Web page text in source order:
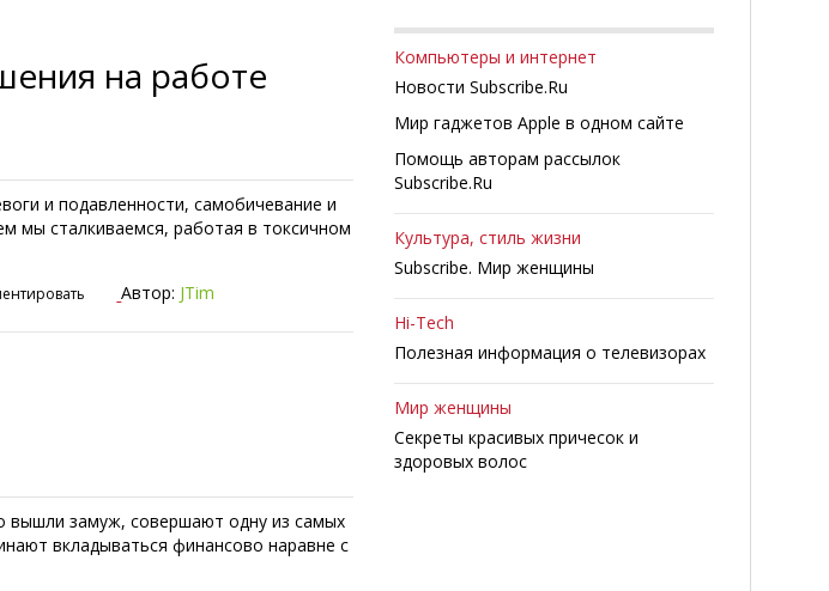
на работе
и подавленности, самобичевание и
мы сталкиваемся, работая в токсичном
Автор: JTim
вышли замуж, совершают одну из самых
вкладываться финансово наравне с
Компьютеры и интернет
Новости Subscribe.Ru
Мир гаджетов Apple в одном сайте
Помощь авторам рассылок
Subscribe.Ru
Культура, стиль жизни
Subscribe. Мир женщины
Hi-Tech
Полезная информация о телевизорах
Мир женщины
Секреты красивых причесок и
здоровых волос